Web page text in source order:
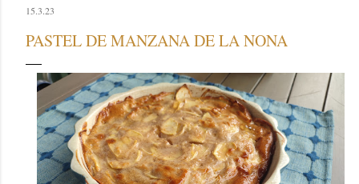
15.3.23
PASTEL DE MANZANA DE LA NONA